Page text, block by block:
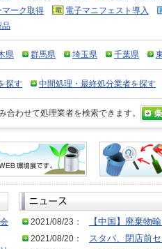
マーク取得
電子マニフェスト導入
品
県 群馬県 埼玉県 千葉県
探す 中間処理・最終処分業者を探す
合わせて処理業者を検索できます。
2021/08/23：
【中国】廃棄物
2021/08/20：
スタバ、閉店前